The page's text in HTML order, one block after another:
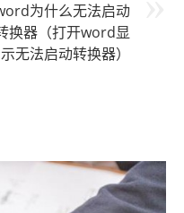
为什么无法启动
换器（打开word显
示无法启动转换器）